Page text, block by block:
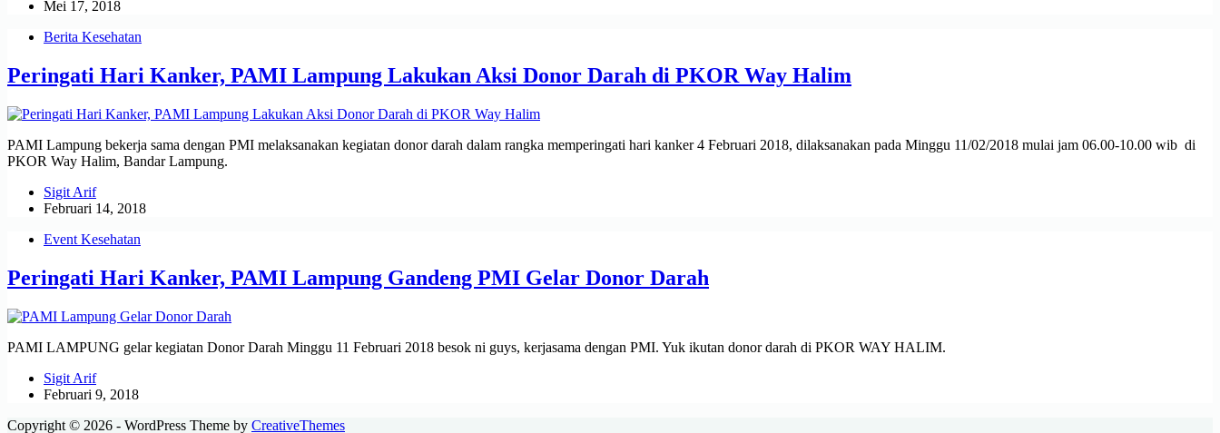
Mei 17, 2018
Berita Kesehatan
Peringati Hari Kanker, PAMI Lampung Lakukan Aksi Donor Darah di PKOR Way Halim
PAMI Lampung bekerja sama dengan PMI melaksanakan kegiatan donor darah dalam rangka memperingati hari kanker 4 Februari 2018, dilaksanakan pada Minggu 11/02/2018 mulai jam 06.00-10.00 wib di
PKOR Way Halim, Bandar Lampung.
Sigit Arif
Februari 14, 2018
Event Kesehatan
Peringati Hari Kanker, PAMI Lampung Gandeng PMI Gelar Donor Darah
PAMI LAMPUNG gelar kegiatan Donor Darah Minggu 11 Februari 2018 besok ni guys, kerjasama dengan PMI. Yuk ikutan donor darah di PKOR WAY HALIM.
Sigit Arif
Februari 9, 2018
Copyright © 2026 - WordPress Theme by CreativeThemes